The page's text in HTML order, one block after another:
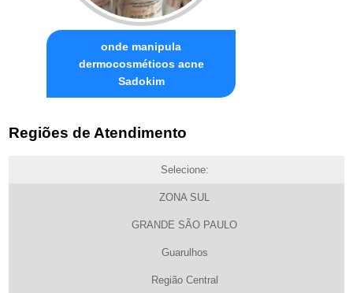
onde manipula
dermocosméticos acne
Sadokim
Regiões de Atendimento
Selecione:
ZONA SUL
GRANDE SÃO PAULO
Guarulhos
Região Central